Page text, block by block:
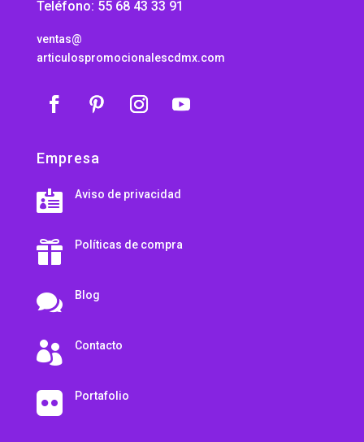
Teléfono: 55 68 43 33 91
ventas@
articulospromocionalescdmx.com
Empresa
 Aviso de privacidad
 Políticas de compra
 Blog
 Contacto
 Portafolio